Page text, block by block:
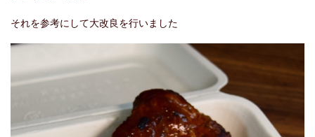
それを参考にして大改良を行いました